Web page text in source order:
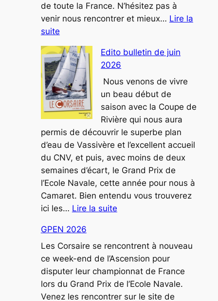
de toute la France. N’hésitez pas à
venir nous rencontrer et mieux… Lire la
suite:
Corsaire
2026
Edito bulletin de juin
2026
Nous venons de vivre
un beau début de
saison avec la Coupe de
Rivière qui nous aura
permis de découvrir le superbe plan
d’eau de Vassivère et l’excellent accueil
du CNV, et puis, avec moins de deux
semaines d’écart, le Grand Prix de
l’Ecole Navale, cette année pour nous à
Camaret. Bien entendu vous trouverez
ici les… Lire la suite:
de
juin
2026
GPEN 2026
Les Corsaire se rencontrent à nouveau
ce week-end de l’Ascension pour
disputer leur championnat de France
lors du Grand Prix de l’Ecole Navale.
Venez les rencontrer sur le site de